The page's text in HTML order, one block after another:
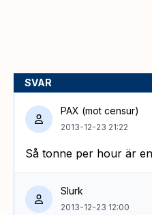
SVAR
PAX (mot censur)
2013-12-23 21:22
Så tonne per hour är
Slurk
2013-12-23 12:00